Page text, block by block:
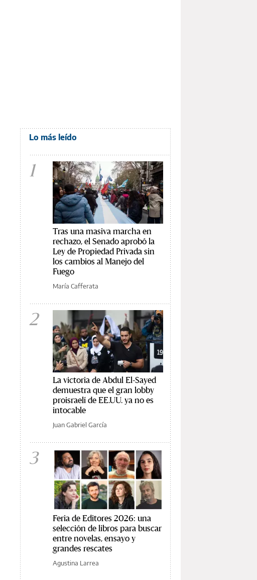
Lo más leído
1
Tras una masiva marcha en
rechazo, el Senado aprobó la
Ley de Propiedad Privada sin
los cambios al Manejo del
Fuego
María Cafferata
2
La victoria de Abdul El-Sayed
demuestra que el gran lobby
proisraelí de EE.UU. ya no es
intocable
Juan Gabriel García
3
Feria de Editores 2026: una
selección de libros para buscar
entre novelas, ensayo y
grandes rescates
Agustina Larrea